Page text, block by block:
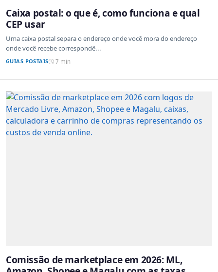
Caixa postal: o que é, como funciona e qual
CEP usar
Uma caixa postal separa o endereço onde você mora do endereço
onde você recebe correspondê...
GUIAS POSTAIS 7 min
Comissão de marketplace em 2026: ML,